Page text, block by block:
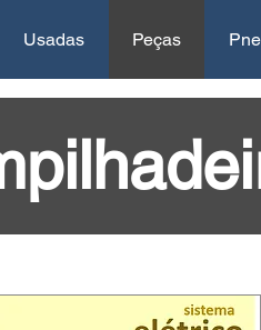
Usadas Peças